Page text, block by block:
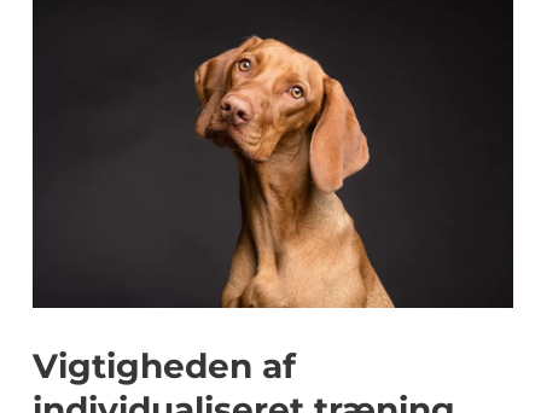
Vigtigheden af